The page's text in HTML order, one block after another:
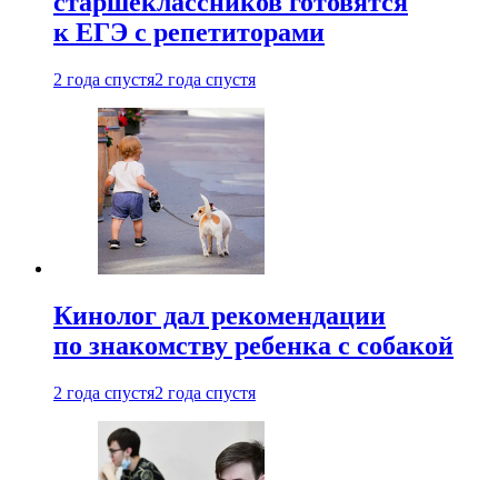
к ЕГЭ с репетиторами
2 года спустя2 года спустя
Кинолог дал рекомендации
по знакомству ребенка с собакой
2 года спустя2 года спустя